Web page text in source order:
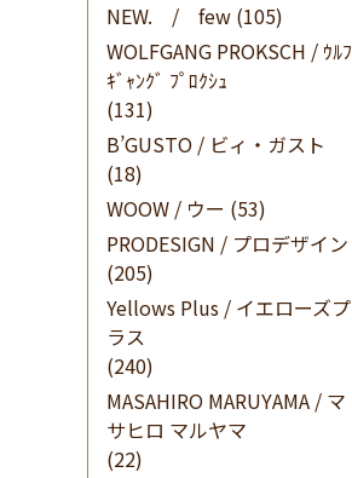
NEW. / few (105)
WOLFGANG PROKSCH / ｳﾙﾌ
ｷﾞｬﾝｸﾞ ﾌﾟﾛｸｼｭ
(131)
B’GUSTO / ビィ・ガスト
(18)
WOOW / ウー (53)
PRODESIGN / プロデザイン
(205)
Yellows Plus / イエローズプ
ラス
(240)
MASAHIRO MARUYAMA / マ
サヒロ マルヤマ
(22)